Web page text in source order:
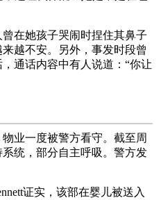
在她孩子哭闹时捏住其鼻子
越不安。另外，事发时段曾
通话内容中有人说道：“你让
业一度被警方看守。截至周
统，部分自主呼吸。警方发
证实，该部在婴儿被送入